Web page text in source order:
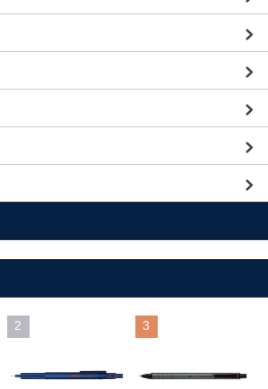
2 3